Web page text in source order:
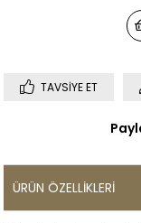
TAVSIYE ET
ÜRÜN ÖZELLIKLERI